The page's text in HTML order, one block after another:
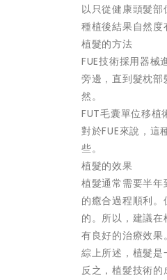
以只從健康頭髮
種植後結果自然度
植髮的方法
FUE技術採用器械
旁邊，直到髮枕
然。
FUT毛囊單位移植
對於FUE來說，這
些。
植髮的效果
植髮通常需要半
的癒合過程順利
的。所以，建議
有良好的治療效果。
綜上所述，植髮是
反之，植髮技術